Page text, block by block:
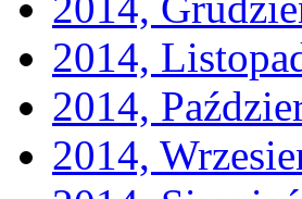
2014,
2014,
2014,